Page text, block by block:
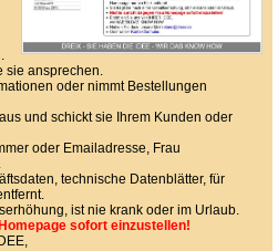
sie ansprechen.
oder nimmt Bestellungen
und schickt sie Ihrem Kunden oder
oder Emailadresse, Frau
technische Datenblätter, für
ist nie krank oder im Urlaub.
sofort einzustellen!